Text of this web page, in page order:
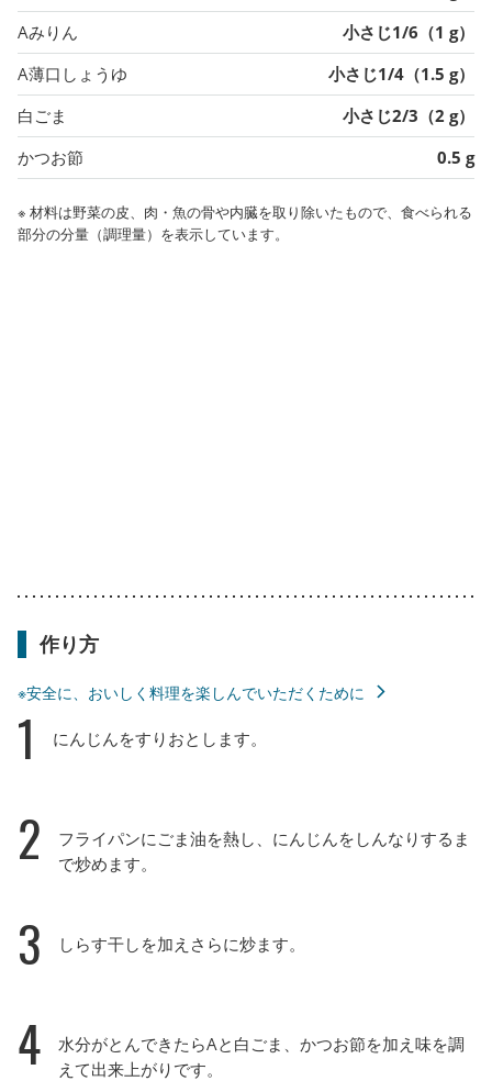
Aみりん
小さじ1/6（1 g）
A薄口しょうゆ
小さじ1/4（1.5 g）
白ごま
小さじ2/3（2 g）
かつお節
0.5 g
※ 材料は野菜の皮、肉・魚の骨や内臓を取り除いたもので、食べられる
部分の分量（調理量）を表示しています。
作り方
※安全に、おいしく料理を楽しんでいただくために
1 にんじんをすりおとします。
2
フライパンにごま油を熱し、にんじんをしんなりするま
で炒めます。
3 しらす干しを加えさらに炒ます。
4
水分がとんできたらAと白ごま、かつお節を加え味を調
えて出来上がりです。